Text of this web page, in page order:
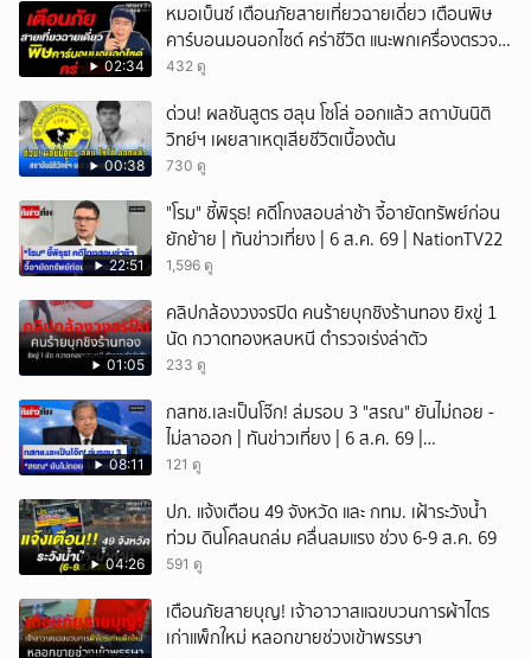
02:34
หมอเบ็นซ์ เตือนภัยสายเที่ยวฉายเดี่ยว เตือนพิษ
คาร์บอนมอนอกไซด์ คร่าชีวิต แนะพกเครื่องตรวจ
วัดติดตัว
432 ดู
00:38
ด่วน! ผลชันสูตร ฮลุน โซโล่ ออกแล้ว สถาบันนิติ
วิทย์ฯ เผยสาเหตุเสียชีวิตเบื้องต้น
730 ดู
22:51
"โรม" ชี้พิรุธ! คดีโกงสอบล่าช้า จี้อายัดทรัพย์ก่อน
ยักย้าย | ทันข่าวเที่ยง | 6 ส.ค. 69 | NationTV22
1,596 ดู
01:05
คลิปกล้องวงจรปิด คนร้ายบุกชิงร้านทอง ยิxขู่ 1
นัด กวาดทองหลบหนี ตำรวจเร่งล่าตัว
233 ดู
08:11
กสทช.เละเป็นโจ๊ก! ล่มรอบ 3 "สรณ" ยันไม่ถอย -
ไม่ลาออก | ทันข่าวเที่ยง | 6 ส.ค. 69 |
NationTV22
121 ดู
04:26
ปภ. แจ้งเตือน 49 จังหวัด และ กทม. เฝ้าระวังน้ำ
ท่วม ดินโคลนถล่ม คลื่นลมแรง ช่วง 6-9 ส.ค. 69
591 ดู
เตือนภัยสายบุญ! เจ้าอาวาสแฉขบวนการผ้าไตร
เก่าแพ็กใหม่ หลอกขายช่วงเข้าพรรษา